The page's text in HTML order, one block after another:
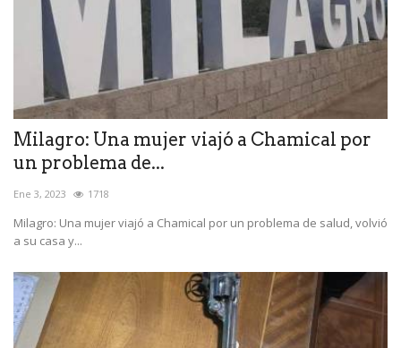
Milagro: Una mujer viajó a Chamical por
un problema de...
Ene 3, 2023 1718
Milagro: Una mujer viajó a Chamical por un problema de salud, volvió
a su casa y...